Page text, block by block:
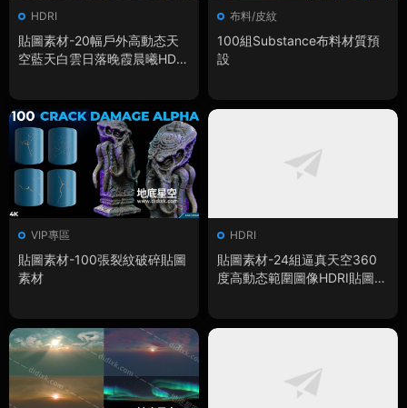
HDRI
貼圖素材-20幅戶外高動态天
空藍天白雲日落晚霞晨曦HDR
布料/皮紋
100組Substance布料材質預
設
VIP專區
貼圖素材-100張裂紋破碎貼圖
素材
HDRI
貼圖素材-24組逼真天空360
度高動态範圍圖像HDRI貼圖合